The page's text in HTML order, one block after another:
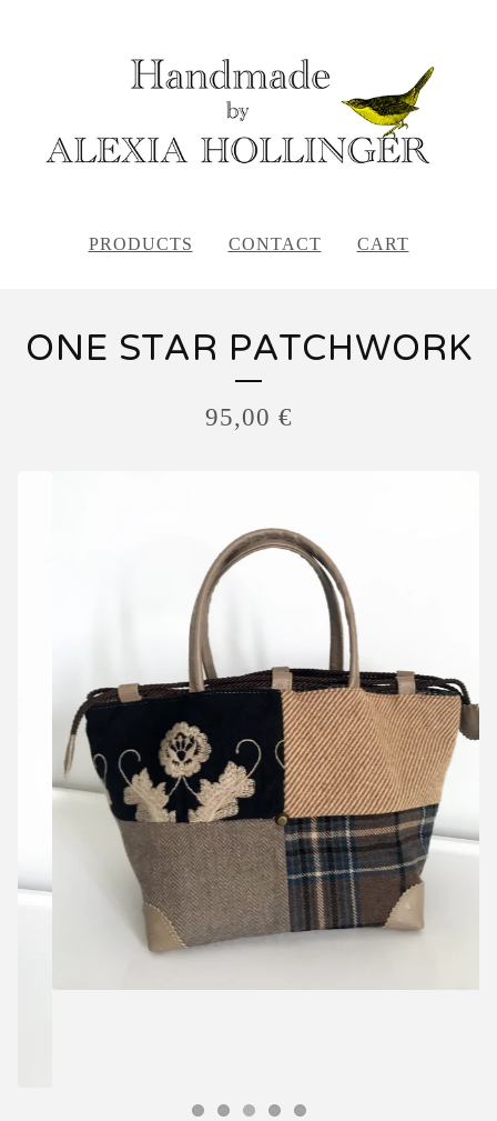
PRODUCTS CONTACT CART
ONE STAR PATCHWORK
95,00 €